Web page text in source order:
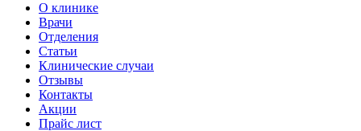
О клинике
Врачи
Отделения
Статьи
Клинические случаи
Отзывы
Контакты
Акции
Прайс лист